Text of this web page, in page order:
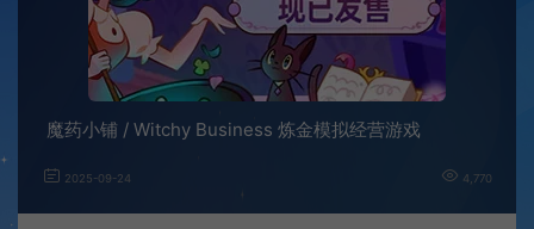
魔药小铺 / Witchy Business 炼金模拟经营游戏
2025-09-24 4,770